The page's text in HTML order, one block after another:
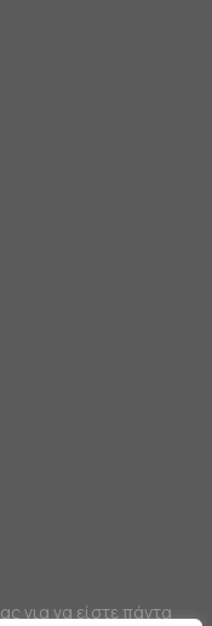
για να είστε πάντα